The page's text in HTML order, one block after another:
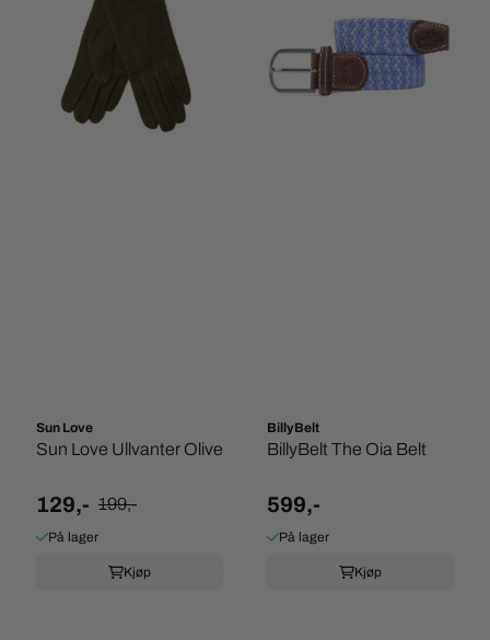
Sun Love
Sun Love Ullvanter Olive
129,- 199,-
På lager
Kjøp
BillyBelt
BillyBelt The Oia Belt
599,-
På lager
Kjøp